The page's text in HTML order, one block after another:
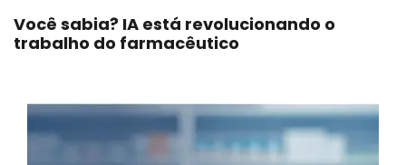
Você sabia? IA está revolucionando o
trabalho do farmacêutico